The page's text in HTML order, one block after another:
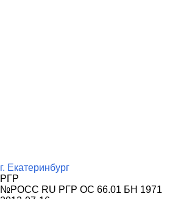
г. Екатеринбург
РГР
№РОСС RU РГР ОС 66.01 БН 1971